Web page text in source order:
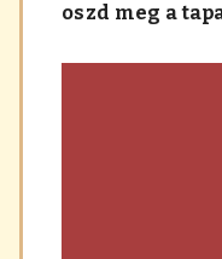
oszd meg a